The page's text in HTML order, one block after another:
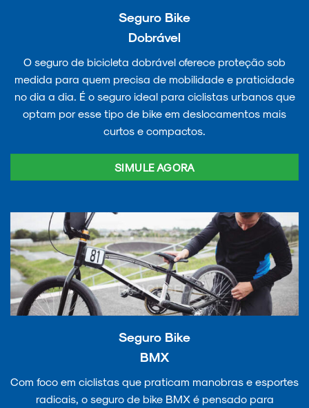
Seguro Bike
Dobrável
O seguro de bicicleta dobrável oferece proteção sob
medida para quem precisa de mobilidade e praticidade
no dia a dia. É o seguro ideal para ciclistas urbanos que
optam por esse tipo de bike em deslocamentos mais
curtos e compactos.
SIMULE AGORA
Seguro Bike
BMX
Com foco em ciclistas que praticam manobras e esportes
radicais, o seguro de bike BMX é pensado para